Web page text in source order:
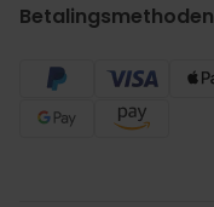
Betalingsmethoden